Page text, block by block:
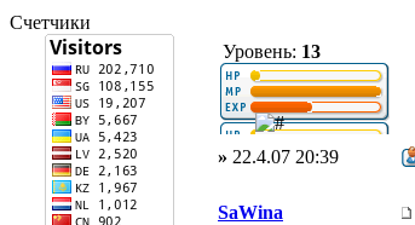
Счетчики
Уровень: 13
» 22.4.07 20:39
SaWina